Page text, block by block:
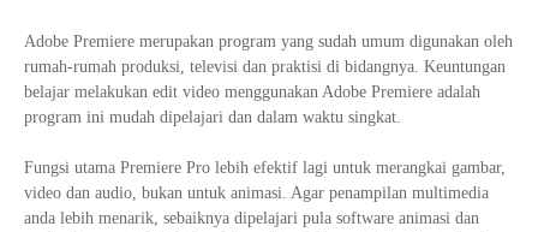
Adobe Premiere merupakan program yang sudah umum digunakan oleh
rumah-rumah produksi, televisi dan praktisi di bidangnya. Keuntungan
belajar melakukan edit video menggunakan Adobe Premiere adalah
program ini mudah dipelajari dan dalam waktu singkat.
Fungsi utama Premiere Pro lebih efektif lagi untuk merangkai gambar,
video dan audio, bukan untuk animasi. Agar penampilan multimedia
anda lebih menarik, sebaiknya dipelajari pula software animasi dan